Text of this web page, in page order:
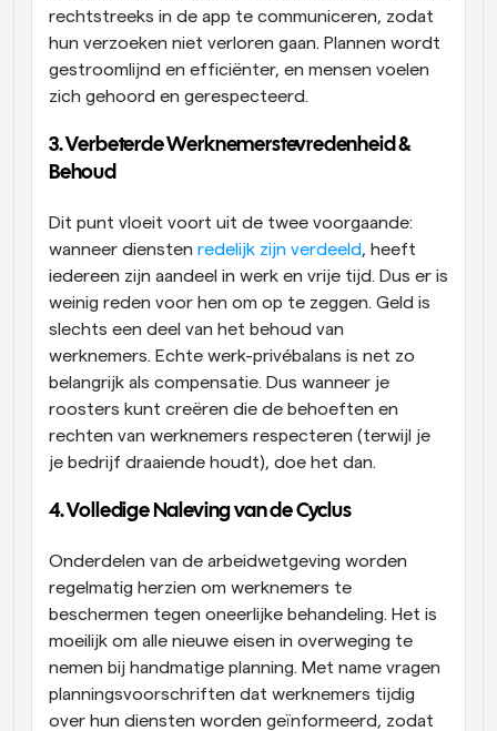
rechtstreeks in de app te communiceren, zodat
hun verzoeken niet verloren gaan. Plannen wordt
gestroomlijnd en efficiënter, en mensen voelen
zich gehoord en gerespecteerd.
3. Verbeterde Werknemerstevredenheid &
Behoud
Dit punt vloeit voort uit de twee voorgaande:
wanneer diensten redelijk zijn verdeeld, heeft
iedereen zijn aandeel in werk en vrije tijd. Dus er is
weinig reden voor hen om op te zeggen. Geld is
slechts een deel van het behoud van
werknemers. Echte werk-privébalans is net zo
belangrijk als compensatie. Dus wanneer je
roosters kunt creëren die de behoeften en
rechten van werknemers respecteren (terwijl je
je bedrijf draaiende houdt), doe het dan.
4. Volledige Naleving van de Cyclus
Onderdelen van de arbeidwetgeving worden
regelmatig herzien om werknemers te
beschermen tegen oneerlijke behandeling. Het is
moeilijk om alle nieuwe eisen in overweging te
nemen bij handmatige planning. Met name vragen
planningsvoorschriften dat werknemers tijdig
over hun diensten worden geïnformeerd, zodat